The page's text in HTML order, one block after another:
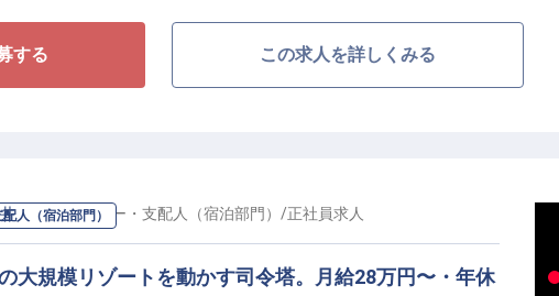
室からは、穏やかな海と多島美が織りなす絶景を楽しめます。
地よい潮風を感じるテラス、地元の旬を味わえるレストラン
やホテル、マンション管理など多彩な事業で確かな実績を積
マックス」。安定した収益基盤があるからこそ、業界内でも
ています。
する この求人を詳しくみる
人（宿泊部門）
の マネージャー・支配人（宿泊部門） /正社員求人
大規模リゾートを動かす司令塔。月給28万円〜・年休